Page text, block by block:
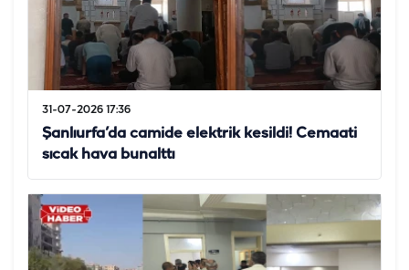
31-07-2026 17:36
Şanlıurfa’da camide elektrik kesildi! Cemaati
sıcak hava bunalttı